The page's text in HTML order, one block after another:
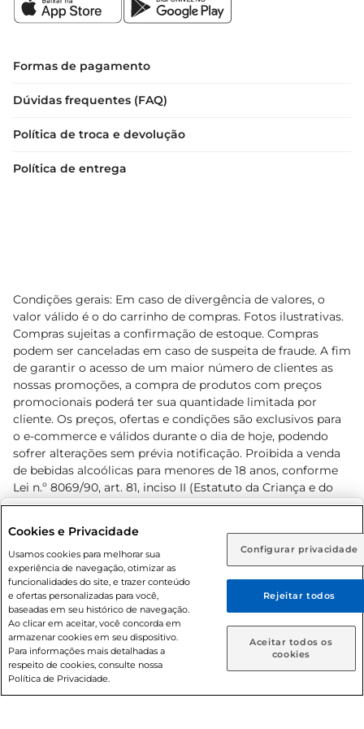
Rio de Janeiro (RJ) Goiás (GO)
Ou
Caso queira comprar online, informe como deseja receber
suas compras:
Entrega em casa Retire em Loja
Formas de pagamento
Dúvidas frequentes (FAQ)
Política de troca e devolução
Política de entrega
Condições gerais: Em caso de divergência de valores, o
valor válido é o do carrinho de compras. Fotos ilustrativas.
Compras sujeitas a confirmação de estoque. Compras
podem ser canceladas em caso de suspeita de fraude. A fim
de garantir o acesso de um maior número de clientes as
nossas promoções, a compra de produtos com preços
promocionais poderá ter sua quantidade limitada por
cliente. Os preços, ofertas e condições são exclusivos para
o e-commerce e válidos durante o dia de hoje, podendo
sofrer alterações sem prévia notificação. Proibida a venda
de bebidas alcoólicas para menores de 18 anos, conforme
Lei n.º 8069/90, art. 81, inciso II (Estatuto da Criança e do
Adolescente). Preços e condições exclusivos para o
prévio. O valor mínimo para as compras on-line é de R$
80,00.
© 2026 Copyright. Todos os direitos
reservados Prezunic.
Cookies e Privacidade
Usamos cookies para melhorar sua
experiência de navegação, otimizar as
funcionalidades do site, e trazer conteúdo
e ofertas personalizadas para você,
baseadas em seu histórico de navegação.
Ao clicar em aceitar, você concorda em
armazenar cookies em seu dispositivo.
Para informações mais detalhadas a
respeito de cookies, consulte nossa
Política de Privacidade.
Configurar privacidade
Rejeitar todos
Aceitar todos os
cookies